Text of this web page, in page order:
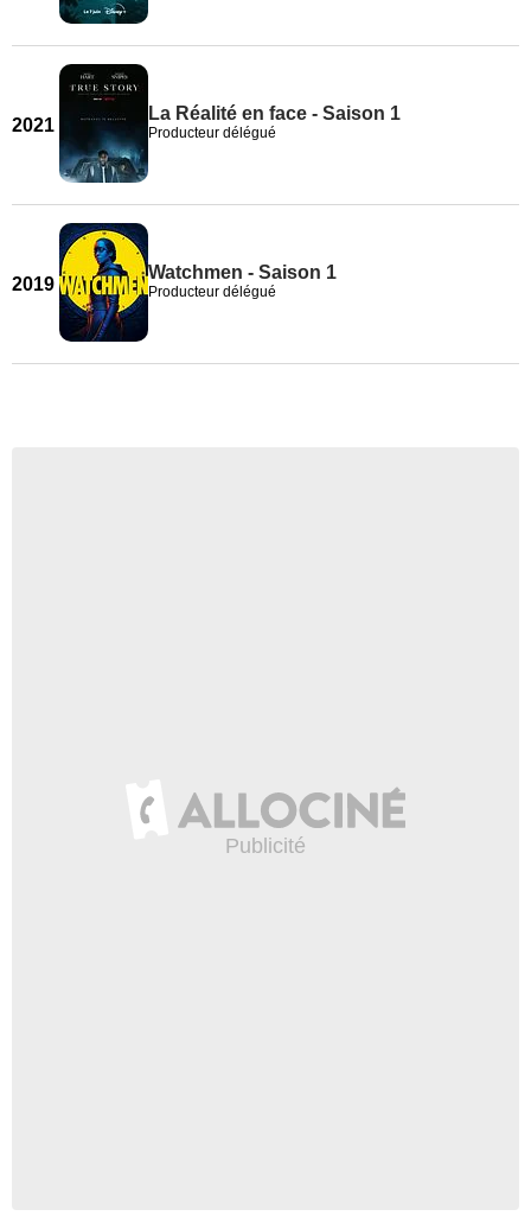
2021
La Réalité en face - Saison 1
Producteur délégué
2019
Watchmen - Saison 1
Producteur délégué